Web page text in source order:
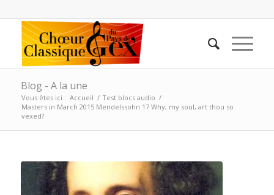
Blog - A la une
Vous êtes ici : Accueil / Test blocs audio /
Masters in March 2015 Mendelssohn 17 Why, my soul, art thou so
vexed?